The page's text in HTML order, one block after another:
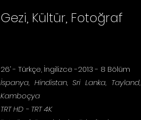
Gezi, Kültür, Fotoğraf
26’ - Türkçe, İngilizce -2013 - 8 Bölüm
İspanya, Hindistan, Sri Lanka,
Kamboçya
TRT HD - TRT 4K